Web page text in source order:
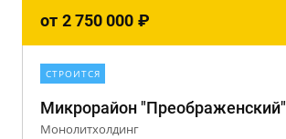
от 2 750 000 ₽
СТРОИТСЯ
Микрорайон "Преображенский"
Монолитхолдинг